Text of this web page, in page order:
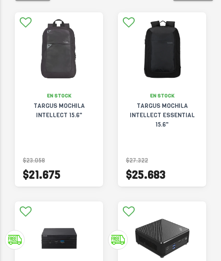
EN STOCK
TARGUS MOCHILA
INTELLECT 15.6"
$23.058
$21.675
EN STOCK
TARGUS MOCHILA
INTELLECT ESSENTIAL
15.6"
$27.322
$25.683